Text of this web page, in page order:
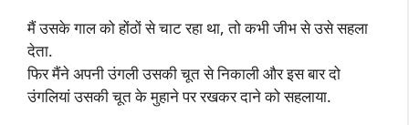
मैं उसके गाल को होंठों से चाट रहा था, तो कभी जीभ से उसे सहला
देता.
फिर मैंने अपनी उंगली उसकी चूत से निकाली और इस बार दो
उंगलियां उसकी चूत के मुहाने पर रखकर दाने को सहलाया.